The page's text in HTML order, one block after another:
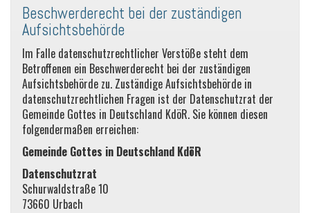
Beschwerderecht bei der zuständigen
Aufsichtsbehörde
Im Falle datenschutzrechtlicher Verstöße steht dem
Betroffenen ein Beschwerderecht bei der zuständigen
Aufsichtsbehörde zu. Zuständige Aufsichtsbehörde in
datenschutzrechtlichen Fragen ist der Datenschutzrat der
Gemeinde Gottes in Deutschland KdöR. Sie können diesen
folgendermaßen erreichen:
Gemeinde Gottes in Deutschland KdöR
Datenschutzrat
Schurwaldstraße 10
73660 Urbach